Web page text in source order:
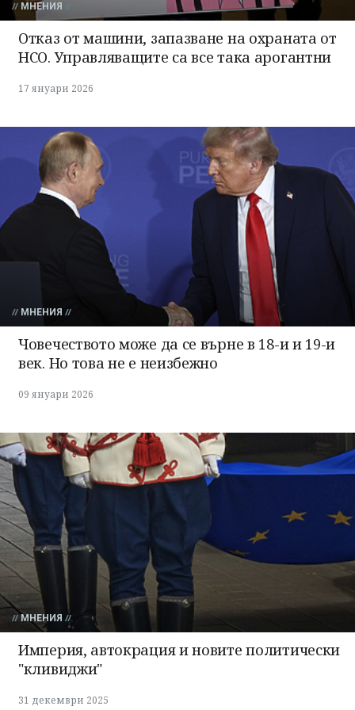
МНЕНИЯ
Отказ от машини, запазване на охраната от
НСО. Управляващите са все така арогантни
17 януари 2026
МНЕНИЯ
Човечеството може да се върне в 18-и и 19-и
век. Но това не е неизбежно
09 януари 2026
МНЕНИЯ
Империя, автокрация и новите политически
"кливиджи"
31 декември 2025